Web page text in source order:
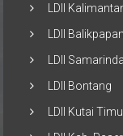
LDII Samarinda
LDII Kutai Timur